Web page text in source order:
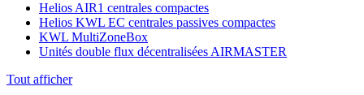
Helios AIR1 centrales compactes
Helios KWL EC centrales passives compactes
KWL MultiZoneBox
Unités double flux décentralisées AIRMASTER
Tout afficher